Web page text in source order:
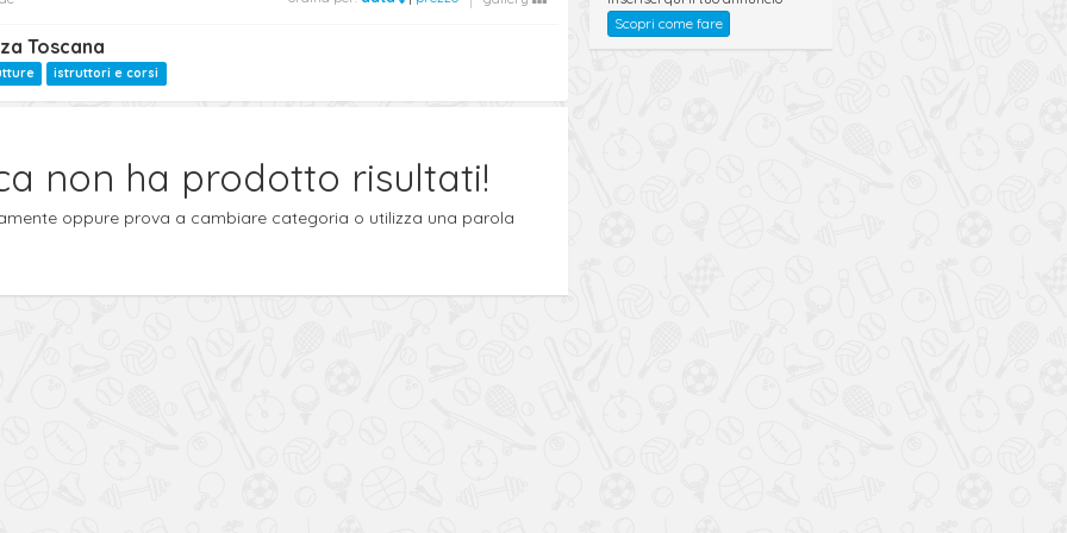
Toscana
istruttori e corsi
non ha prodotto risultati!
oppure prova a cambiare categoria o utilizza una parola
Scopri come fare